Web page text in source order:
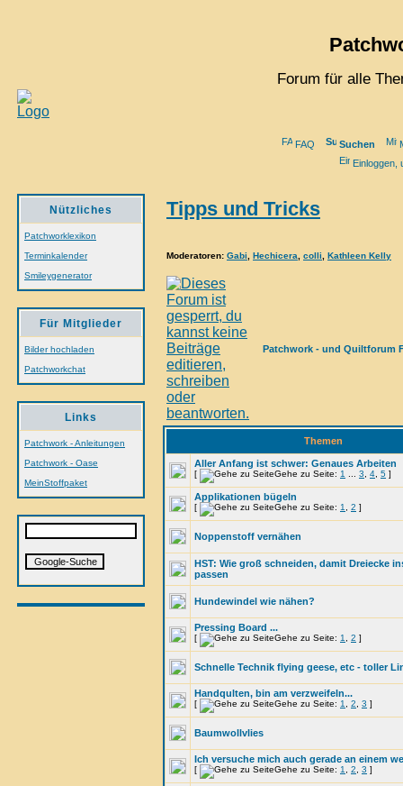
Forum für alle
FAQ Suchen
Einloggen,
Nützliches
Patchworklexikon
Terminkalender
Smileygenerator
Für Mitglieder
Bilder hochladen
Patchworkchat
Links
Patchwork - Anleitungen
Patchwork - Oase
MeinStoffpaket
Tipps und Tricks
Moderatoren: Gabi Hechicera colli Kathleen Kelly
Patchwork - und Quiltforum
Themen
Aller Anfang ist schwer: Genaues Arbeiten
[ Gehe zu Seite: 1 3 4 5 ]
Applikationen bügeln
[ Gehe zu Seite: 1 2 ]
Noppenstoff vernähen
HST: Wie groß schneiden, damit Dreiecke
passen
Hundewindel wie nähen?
Pressing Board ...
[ Gehe zu Seite: 1 2 ]
Schnelle Technik flying geese, etc - toller
Handqulten, bin am verzweifeln...
[ Gehe zu Seite: 1 2 3 ]
Baumwollvlies
Ich versuche mich auch gerade an einem
[ Gehe zu Seite: 1 2 3 ]